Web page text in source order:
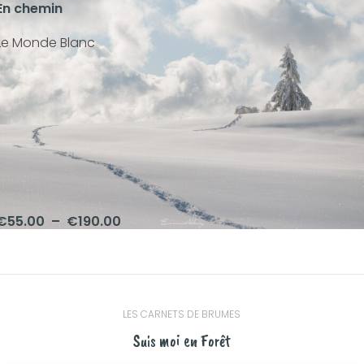
chemin
Monde Blanc
55.00 – €190.00
LES CARNETS DE BRUMES
Suis moi en Forêt